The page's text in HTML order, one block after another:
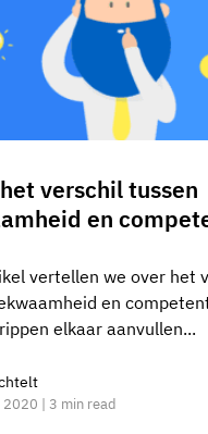
verschil tussen
en
vertellen we over het
en
elkaar aanvullen...
| 3 min read